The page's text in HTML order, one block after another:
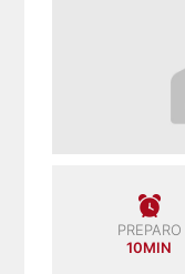
PREPARO
10MIN